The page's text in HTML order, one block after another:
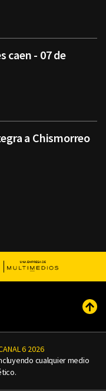
caen - 07 de
a Chismorreo
6 2026
cualquier medio